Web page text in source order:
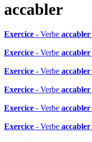
accabler
Exercice - Verbe accabler
Exercice - Verbe accabler
Exercice - Verbe accabler
Exercice - Verbe accabler
Exercice - Verbe accabler
Exercice - Verbe accabler